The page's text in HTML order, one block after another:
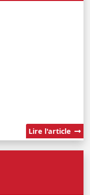
Lire l'article